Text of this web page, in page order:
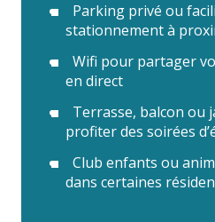
Parking privé ou
stationnement à
Wifi pour partager
en direct
Terrasse, balcon ou
profiter des soirées
Club enfants ou
dans certaines